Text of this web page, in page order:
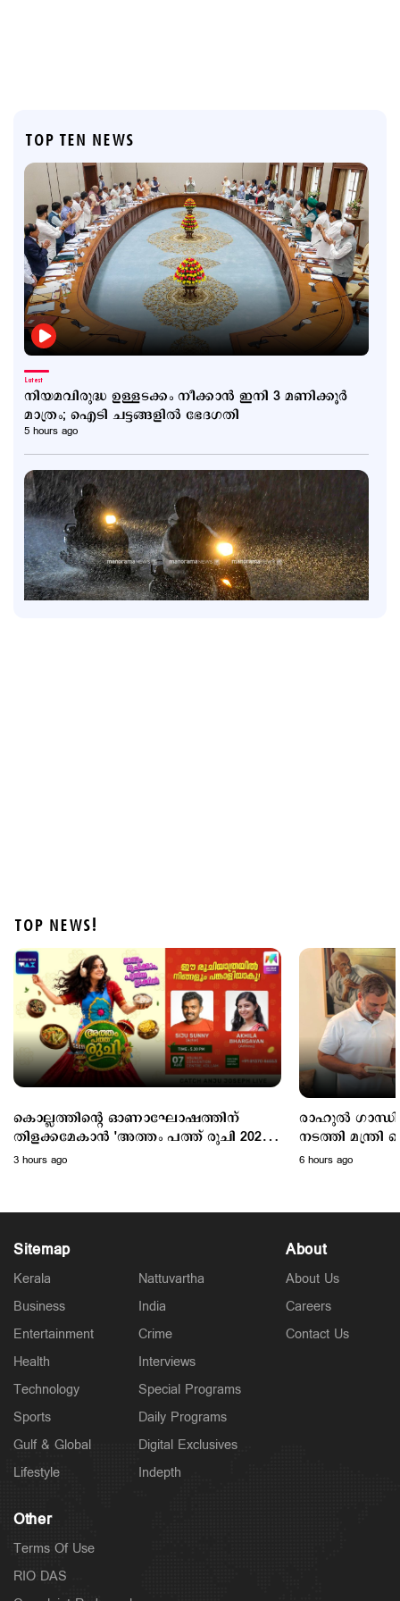
TOP TEN NEWS
Latest
നിയമവിരുദ്ധ ഉള്ളടക്കം നീക്കാൻ ഇനി 3 മണിക്കൂർ
മാത്രം; ഐടി ചട്ടങ്ങളിൽ ഭേദഗതി
5 hours ago
Politics
പ്രധാനമന്ത്രിയുടെ വിദേശയാത്രകൾക്ക് 2021 മുതൽ
ചെലവായത് 557 കോടി രൂപ; കണക്കുകൾ
രാജ്യസഭയിൽ
9 hours ago
സാമൂഹികക്ഷേമ പെൻഷൻ ഇനി ബാങ്ക്
അക്കൗണ്ടിലേക്ക്; സഹകരണ ബാങ്കുകളെ ഒഴിവാക്കി
TOP NEWS!
കൊല്ലത്തിന്റെ ഓണാഘോഷത്തിന്
തിളക്കമേകാൻ 'അത്തം പത്ത് രുചി 2026';
ഇന്നെത്തും
3 hours ago
രാഹുൽ
നടത്തി മന്ത്രി കെ.എ തുളസി;
ഓണക്കോടിയും
6 hours ago
Sitemap
Kerala
Business
Entertainment
Health
Technology
Sports
Gulf & Global
Lifestyle
Nattuvartha
India
Crime
Interviews
Special Programs
Daily Programs
Digital Exclusives
Indepth
About
About Us
Careers
Contact Us
Other
Terms Of Use
RIO DAS